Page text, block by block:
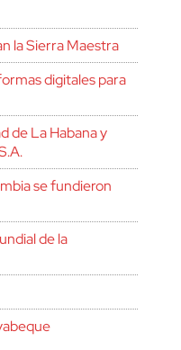
la Sierra Maestra
digitales para
de La Habana y
se fundieron
de la